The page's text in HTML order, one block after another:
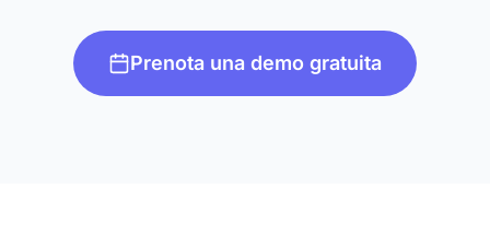
Prenota una demo gratuita